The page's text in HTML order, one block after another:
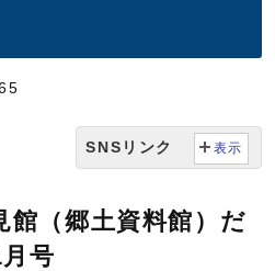
SNSリンク 表示
館（郷土資料館）だ
号